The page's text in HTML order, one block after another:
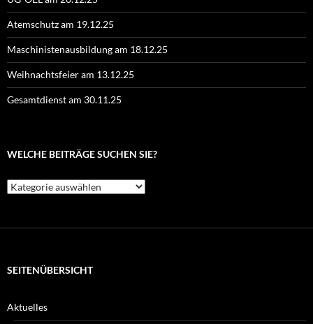
Atemschutz am 19.12.25
Maschinistenausbildung am 18.12.25
Weihnachtsfeier am 13.12.25
Gesamtdienst am 30.11.25
WELCHE BEITRÄGE SUCHEN SIE?
Welche
Beiträge
SEITENÜBERSICHT
Aktuelles